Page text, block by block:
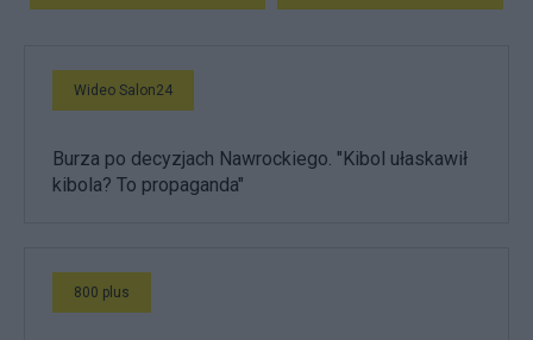
Wideo Salon24
Burza po decyzjach Nawrockiego. "Kibol ułaskawił
kibola? To propaganda"
800 plus